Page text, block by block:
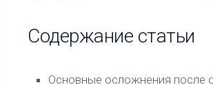
Содержание статьи
Основные осложнения после